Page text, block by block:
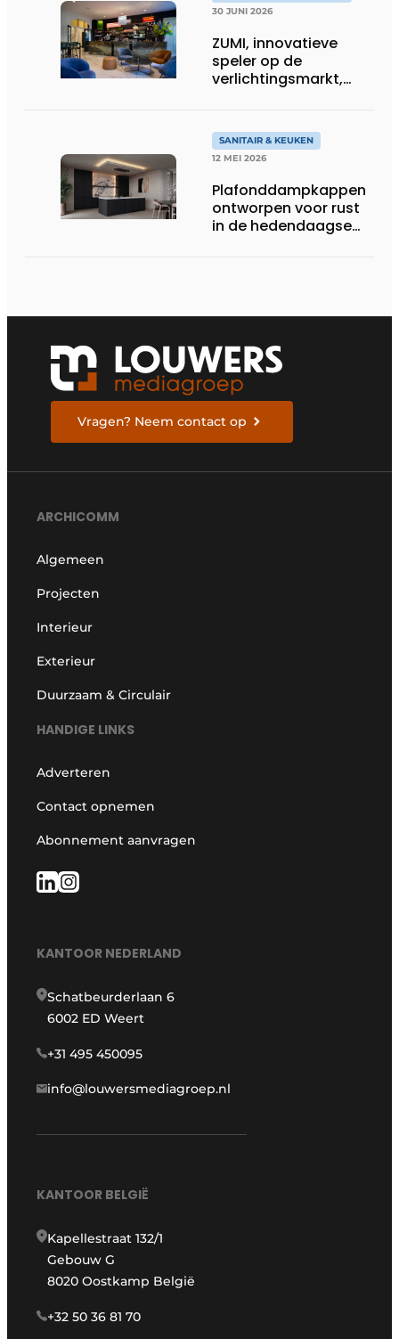
30 JUNI 2026
ZUMI, innovatieve
speler op de
verlichtingsmarkt,
SANITAIR & KEUKEN
12 MEI 2026
Plafonddampkappen
ontworpen voor rust
in de hedendaagse
Vragen? Neem contact op
ARCHICOMM
Algemeen
Projecten
Interieur
Exterieur
Duurzaam & Circulair
HANDIGE LINKS
Adverteren
Contact opnemen
Abonnement aanvragen
KANTOOR NEDERLAND
Schatbeurderlaan 6
6002 ED Weert
+31 495 450095
info@louwersmediagroep.nl
KANTOOR BELGIË
Kapellestraat 132/1
Gebouw G
8020 Oostkamp België
+32 50 36 81 70